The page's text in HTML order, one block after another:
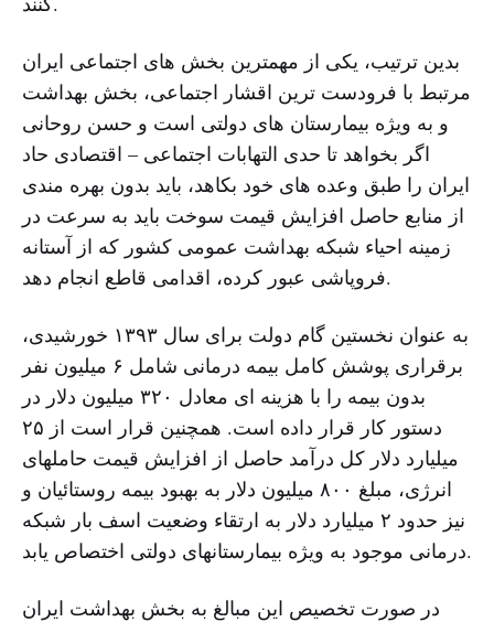
بدین ترتیب، یکی از مهمترین بخش های اجتماعی ایران
مرتبط با فرودست ترین اقشار اجتماعی، بخش بهداشت
و به ویژه بیمارستان های دولتی است و حسن روحانی
اگر بخواهد تا حدی التهابات اجتماعی – اقتصادی حاد
ایران را طبق وعده های خود بکاهد، باید بدون بهره مندی
از منابع حاصل افزایش قیمت سوخت باید به سرعت در
زمینه احیاء شبکه بهداشت عمومی کشور که از آستانه
فروپاشی عبور کرده، اقدامی قاطع انجام دهد.
به عنوان نخستین گام دولت برای سال ۱۳۹۳ خورشیدی،
برقراری پوشش کامل بیمه درمانی شامل ۶ میلیون نفر
بدون بیمه را با هزینه ای معادل ۳۲۰ میلیون دلار در
دستور کار قرار داده است. همچنین قرار است از ۲۵
میلیارد دلار کل درآمد حاصل از افزایش قیمت حاملهای
انرژی، مبلغ ۸۰۰ میلیون دلار به بهبود بیمه روستائیان و
نیز حدود ۲ میلیارد دلار به ارتقاء وضعیت اسف بار شبکه
درمانی موجود به ویژه بیمارستانهای دولتی اختصاص یابد.
در صورت تخصیص این مبالغ به بخش بهداشت ایران